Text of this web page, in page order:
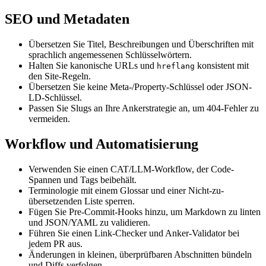
SEO und Metadaten
Übersetzen Sie Titel, Beschreibungen und Überschriften mit
sprachlich angemessenen Schlüsselwörtern.
Halten Sie kanonische URLs und hreflang konsistent mit
den Site-Regeln.
Übersetzen Sie keine Meta-/Property-Schlüssel oder JSON-
LD-Schlüssel.
Passen Sie Slugs an Ihre Ankerstrategie an, um 404-Fehler zu
vermeiden.
Workflow und Automatisierung
Verwenden Sie einen CAT/LLM-Workflow, der Code-
Spannen und Tags beibehält.
Terminologie mit einem Glossar und einer Nicht-zu-
übersetzenden Liste sperren.
Fügen Sie Pre-Commit-Hooks hinzu, um Markdown zu linten
und JSON/YAML zu validieren.
Führen Sie einen Link-Checker und Anker-Validator bei
jedem PR aus.
Änderungen in kleinen, überprüfbaren Abschnitten bündeln